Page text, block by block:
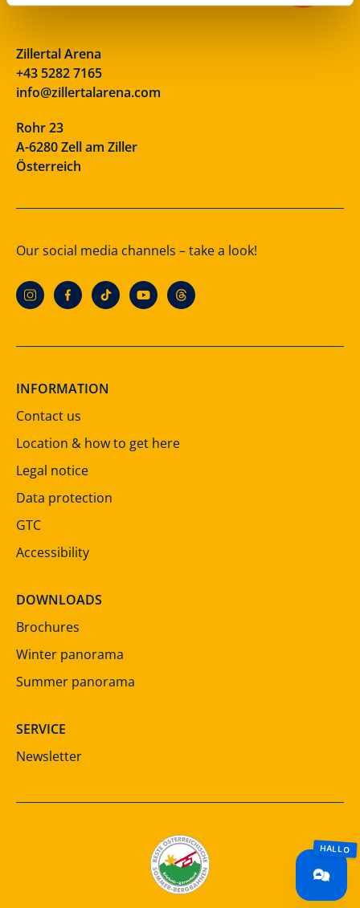
Zillertal Arena
+43 5282 7165
info@zillertalarena.com
Rohr 23
A-6280 Zell am Ziller
Österreich
Our social media channels – take a look!
INFORMATION
Contact us
Location & how to get here
Legal notice
Data protection
GTC
Accessibility
DOWNLOADS
Brochures
Winter panorama
Summer panorama
SERVICE
Newsletter